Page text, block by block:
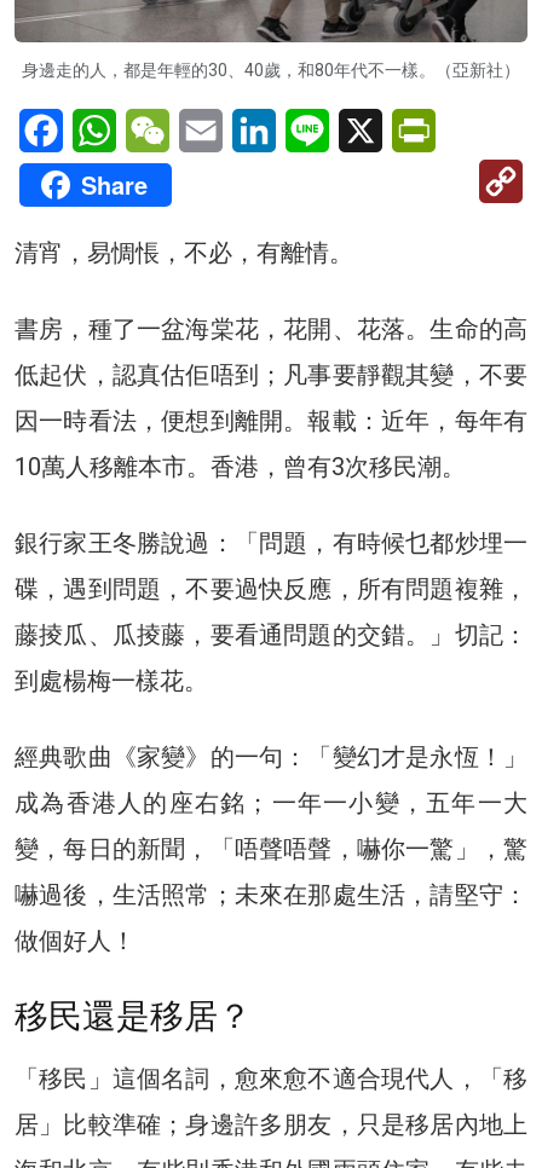
身邊走的人，都是年輕的30、40歲，和80年代不一樣。（亞新社）
FacebookWhatsAppWeChatEmail LinkedInLine X
Share
清宵，易惆悵，不必，有離情。
書房，種了一盆海棠花，花開、花落。生命的高
低起伏，認真估佢唔到；凡事要靜觀其變，不要
因一時看法，便想到離開。報載：近年，每年有
10萬人移離本市。香港，曾有3次移民潮。
銀行家王冬勝說過：「問題，有時候乜都炒埋一
碟，遇到問題，不要過快反應，所有問題複雜，
藤掕瓜、瓜掕藤，要看通問題的交錯。」切記：
到處楊梅一樣花。
經典歌曲《家變》的一句：「變幻才是永恆！」
成為香港人的座右銘；一年一小變，五年一大
變，每日的新聞，「唔聲唔聲，嚇你一驚」，驚
嚇過後，生活照常；未來在那處生活，請堅守：
做個好人！
移民還是移居？
「移民」這個名詞，愈來愈不適合現代人，「移
居」比較準確；身邊許多朋友，只是移居內地上